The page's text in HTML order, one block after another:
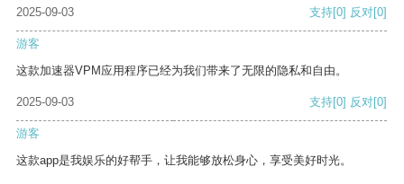
2025-09-03
支持[0] 反对[0]
游客
这款加速器VPM应用程序已经为我们带来了无限的隐私和自由。
2025-09-03 支持[0] 反对[0]
游客
这款app是我娱乐的好帮手，让我能够放松身心，享受美好时光。